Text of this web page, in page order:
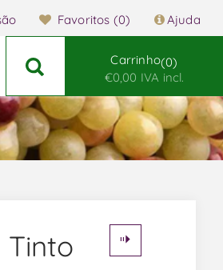
Favoritos (0) Ajuda
Carrinho 0
€0,00 IVA incl.
Tinto